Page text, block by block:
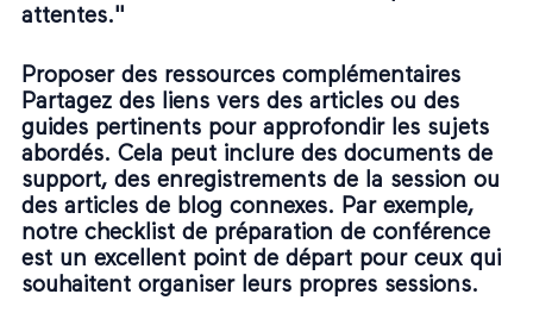
attentes."
Proposer des ressources complémentaires
Partagez des liens vers des articles ou des
guides pertinents pour approfondir les sujets
abordés. Cela peut inclure des documents de
support, des enregistrements de la session ou
des articles de blog connexes. Par exemple,
notre checklist de préparation de conférence
est un excellent point de départ pour ceux qui
souhaitent organiser leurs propres sessions.